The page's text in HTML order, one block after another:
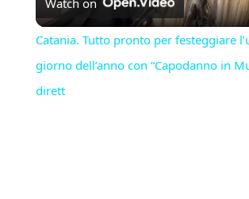
Video
Catania. Tutto pronto per festeggiare
giorno dell’anno con “Capodanno in
dirett